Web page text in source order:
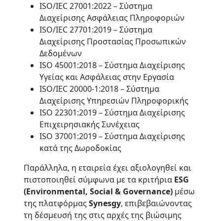
ISO/IEC 27001:2022 – Σύστημα
Διαχείρισης Ασφάλειας Πληροφοριών
ISO/IEC 27701:2019 – Σύστημα
Διαχείρισης Προστασίας Προσωπικών
Δεδομένων
ISO 45001:2018 – Σύστημα Διαχείρισης
Υγείας και Ασφάλειας στην Εργασία
ISO/IEC 20000-1:2018 – Σύστημα
Διαχείρισης Υπηρεσιών Πληροφορικής
ISO 22301:2019 – Σύστημα Διαχείρισης
Επιχειρησιακής Συνέχειας
ISO 37001:2019 – Σύστημα Διαχείρισης
κατά της Δωροδοκίας
Παράλληλα, η εταιρεία έχει αξιολογηθεί και
πιστοποιηθεί σύμφωνα με τα κριτήρια ESG
(Environmental, Social & Governance) μέσω
της πλατφόρμαςSynesgy, επιβεβαιώνοντας
τη δέσμευσή της στις αρχές της βιώσιμης